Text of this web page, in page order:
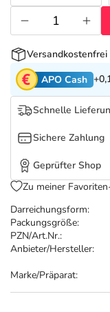
Vitamine &
Salus Deals
Darreichungsform:
Packungsgröße:
PZN/Art.Nr.:
Anbieter/Hersteller:
Marke/Präparat:
Versandkostenfrei
APO Cash
Schnelle
Sichere Zahlung
Geprüfter Shop
Zu meiner